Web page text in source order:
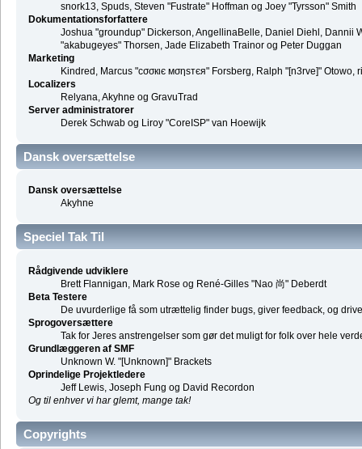
snork13, Spuds, Steven "Fustrate" Hoffman og Joey "Tyrsson" Smith
Dokumentationsforfattere
Joshua "groundup" Dickerson, AngellinaBelle, Daniel Diehl, Dannii
"akabugeyes" Thorsen, Jade Elizabeth Trainor og Peter Duggan
Marketing
Kindred, Marcus "cσσкιє мσηѕтєя" Forsberg, Ralph "[n3rve]" Otowo,
Localizers
Relyana, Akyhne og GravuTrad
Server administratorer
Derek Schwab og Liroy "CoreISP" van Hoewijk
Dansk oversættelse
Dansk oversættelse
Akyhne
Speciel Tak Til
Rådgivende udviklere
Brett Flannigan, Mark Rose og René-Gilles "Nao 尚" Deberdt
Beta Testere
De uvurderlige få som utrættelig finder bugs, giver feedback, og
Sprogoversættere
Tak for Jeres anstrengelser som gør det muligt for folk over hele
Grundlæggeren af SMF
Unknown W. "[Unknown]" Brackets
Oprindelige Projektledere
Jeff Lewis, Joseph Fung og David Recordon
Og til enhver vi har glemt, mange tak!
Copyrights